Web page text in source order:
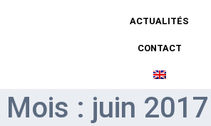
ACTUALITÉS
CONTACT
Mois : juin 2017